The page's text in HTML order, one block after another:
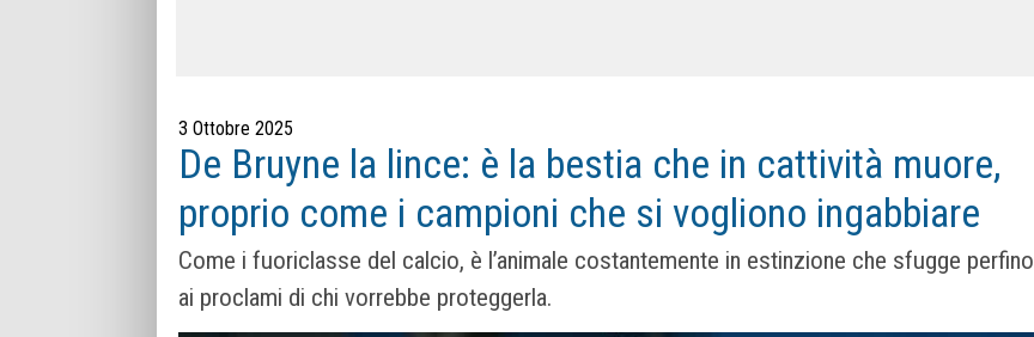
3 Ottobre 2025
De Bruyne la lince: è la bestia che in cattività muore,
proprio come i campioni che si vogliono ingabbiare
Come i fuoriclasse del calcio, è l’animale costantemente in estinzione che sfugge perfino
ai proclami di chi vorrebbe proteggerla.